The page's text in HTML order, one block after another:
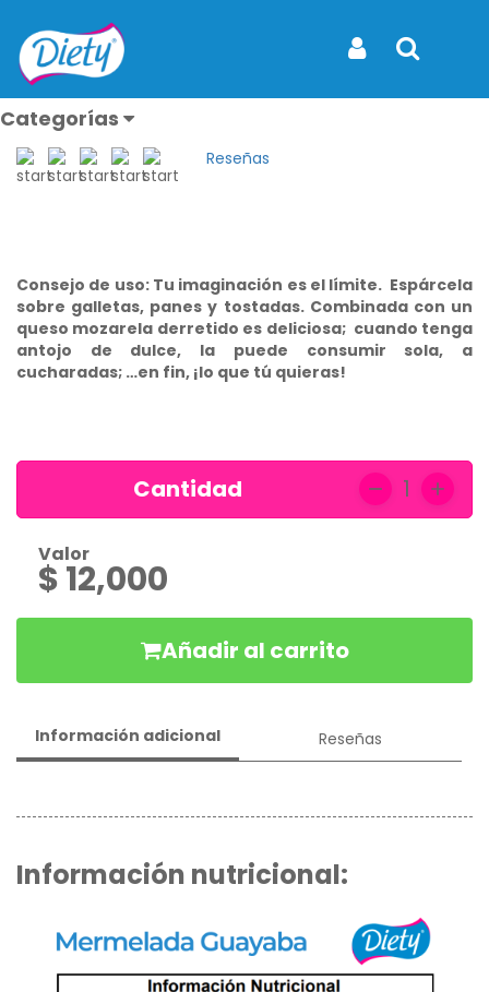
Categorías
Mermelada Diety Guayaba
Frasco x 230 g.
REF: REF.26
Reseñas
Consejo de uso:Tu imaginación es el límite. Espárcela
sobre galletas, panes y tostadas. Combinada con un
queso mozarela derretido es deliciosa; cuando tenga
antojo de dulce, la puede consumir sola, a
cucharadas; …en fin, ¡lo que tú quieras!
Cantidad 1
Valor
$ 12,000
Añadir al carrito
Información adicional Reseñas
Información nutricional:
Caramelos
y
Mentas
Conserva
Gelatinas
Chocolates